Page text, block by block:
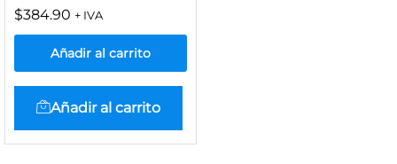
$384.90 + IVA
Añadir al carrito
Añadir al carrito